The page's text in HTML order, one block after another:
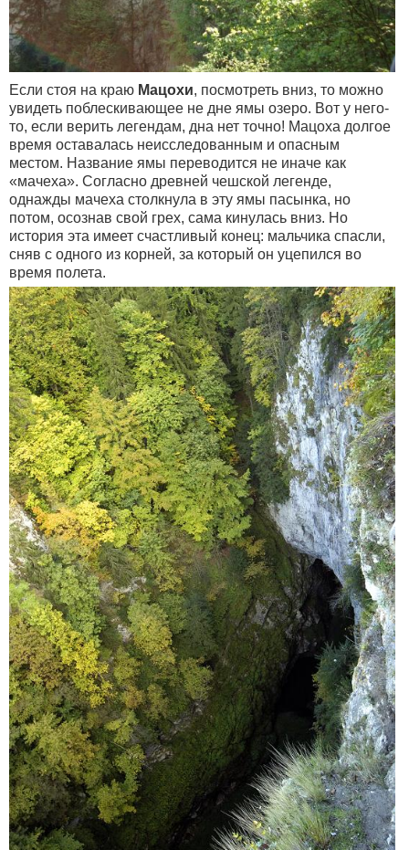
Если стоя на краю Мацохи, посмотреть вниз, то можно
увидеть поблескивающее не дне ямы озеро. Вот у него-
то, если верить легендам, дна нет точно! Мацоха долгое
время оставалась неисследованным и опасным
местом. Название ямы переводится не иначе как
«мачеха». Согласно древней чешской легенде,
однажды мачеха столкнула в эту ямы пасынка, но
потом, осознав свой грех, сама кинулась вниз. Но
история эта имеет счастливый конец: мальчика спасли,
сняв с одного из корней, за который он уцепился во
время полета.